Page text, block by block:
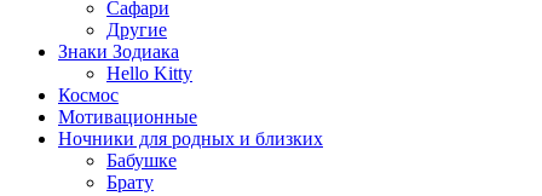
Сафари
Другие
Знаки Зодиака
Hello Kitty
Космос
Мотивационные
Ночники для родных и близких
Бабушке
Брату